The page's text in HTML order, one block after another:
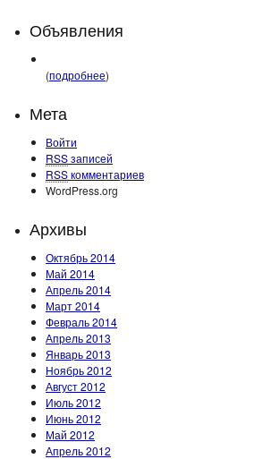
Объявления
(подробнее)
Мета
Войти
RSSзаписей
RSSкомментариев
WordPress.org
Архивы
Октябрь 2014
Май 2014
Апрель 2014
Март 2014
Февраль 2014
Апрель 2013
Январь 2013
Ноябрь 2012
Август 2012
Июль 2012
Июнь 2012
Май 2012
Апрель 2012